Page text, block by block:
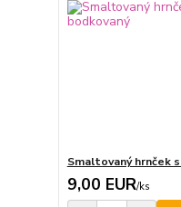
Smaltovaný hrnček
9,00 EUR/ks